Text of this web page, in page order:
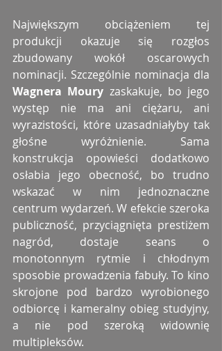
Największym obciążeniem tej
produkcji okazuje się rozgłos
zbudowany wokół oscarowych
Wagnera Moury zaskakuje, bo jego
występ nie ma ani ciężaru, ani
wyrazistości, które uzasadniałyby tak
głośne wyróżnienie. Sama
konstrukcja opowieści dodatkowo
osłabia jego obecność, bo trudno
wskazać w nim jednoznaczne
centrum wydarzeń. W efekcie szeroka
publiczność, przyciągnięta prestiżem
nagród, dostaje seans o
monotonnym rytmie i chłodnym
sposobie prowadzenia fabuły. To kino
skrojone pod bardzo wyrobionego
odbiorcę i kameralny obieg studyjny,
a nie pod szeroką widownię
multipleksów.